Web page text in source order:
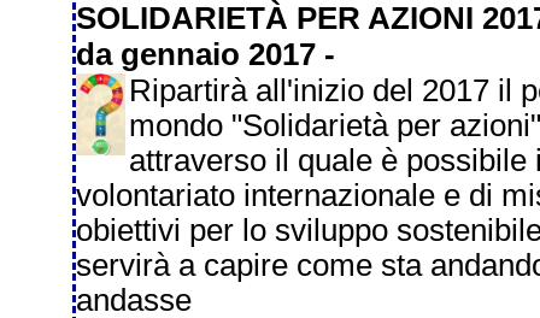
SOLIDARIETÀ PER AZIONI
da gennaio 2017 -
Ripartirà all'inizio del 2017 il
mondo "Solidarietà per
attraverso il quale è
volontariato internazionale e di
obiettivi per lo sviluppo
servirà a capire come sta
andasse